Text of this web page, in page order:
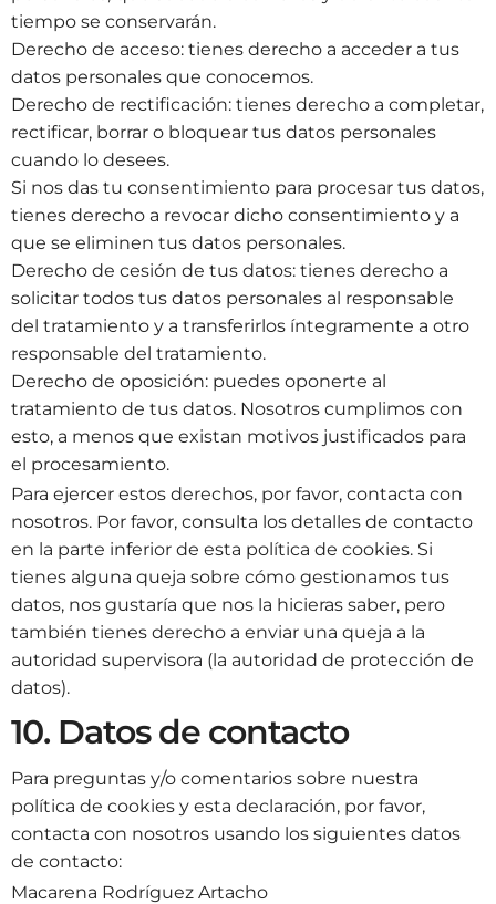
tiempo se conservarán.
Derecho de acceso: tienes derecho a acceder a tus
datos personales que conocemos.
Derecho de rectificación: tienes derecho a completar,
rectificar, borrar o bloquear tus datos personales
cuando lo desees.
Si nos das tu consentimiento para procesar tus datos,
tienes derecho a revocar dicho consentimiento y a
que se eliminen tus datos personales.
Derecho de cesión de tus datos: tienes derecho a
solicitar todos tus datos personales al responsable
del tratamiento y a transferirlos íntegramente a otro
responsable del tratamiento.
Derecho de oposición: puedes oponerte al
tratamiento de tus datos. Nosotros cumplimos con
esto, a menos que existan motivos justificados para
el procesamiento.
Para ejercer estos derechos, por favor, contacta con
nosotros. Por favor, consulta los detalles de contacto
en la parte inferior de esta política de cookies. Si
tienes alguna queja sobre cómo gestionamos tus
datos, nos gustaría que nos la hicieras saber, pero
también tienes derecho a enviar una queja a la
autoridad supervisora (la autoridad de protección de
datos).
10. Datos de contacto
Para preguntas y/o comentarios sobre nuestra
política de cookies y esta declaración, por favor,
contacta con nosotros usando los siguientes datos
de contacto:
Macarena Rodríguez Artacho